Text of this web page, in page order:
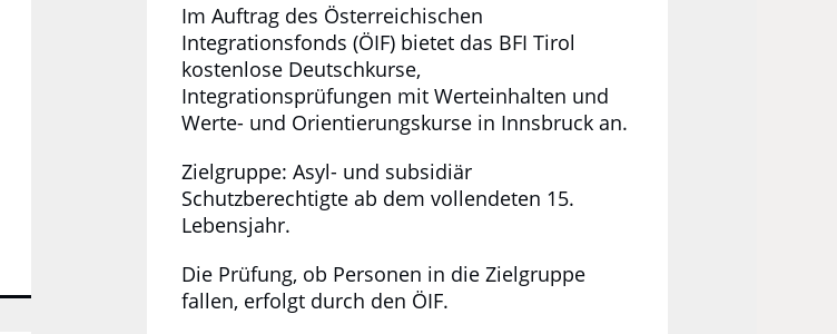
Im Auftrag des Österreichischen
Integrationsfonds (ÖIF) bietet das BFI Tirol
kostenlose Deutschkurse,
Integrationsprüfungen mit Werteinhalten und
Werte- und Orientierungskurse in Innsbruck an.
Zielgruppe: Asyl- und subsidiär
Schutzberechtigte ab dem vollendeten 15.
Lebensjahr.
Die Prüfung, ob Personen in die Zielgruppe
fallen, erfolgt durch den ÖIF.